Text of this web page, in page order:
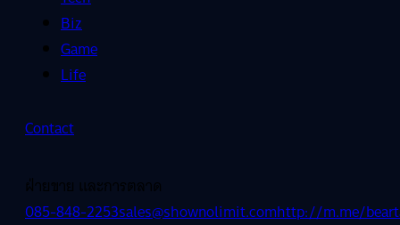
Biz
Game
Life
Contact
ฝ่ายขาย และการตลาด
085-848-2253sales@shownolimit.comhttp://m.me/